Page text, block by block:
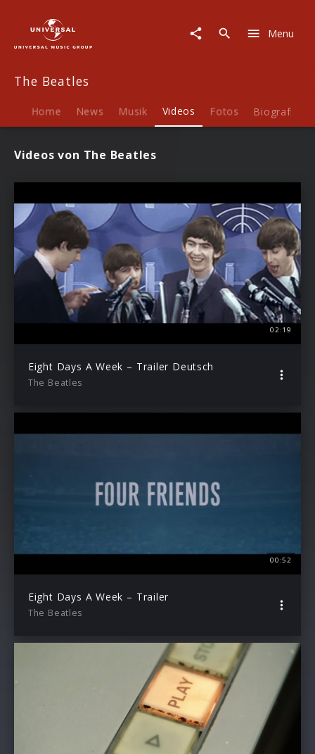
Videos
Menu
The Beatles
Home News Musik Videos Fotos Biografie
Videos von The Beatles
02:19
Eight Days A Week – Trailer Deutsch
The Beatles
00:52
Eight Days A Week – Trailer
The Beatles